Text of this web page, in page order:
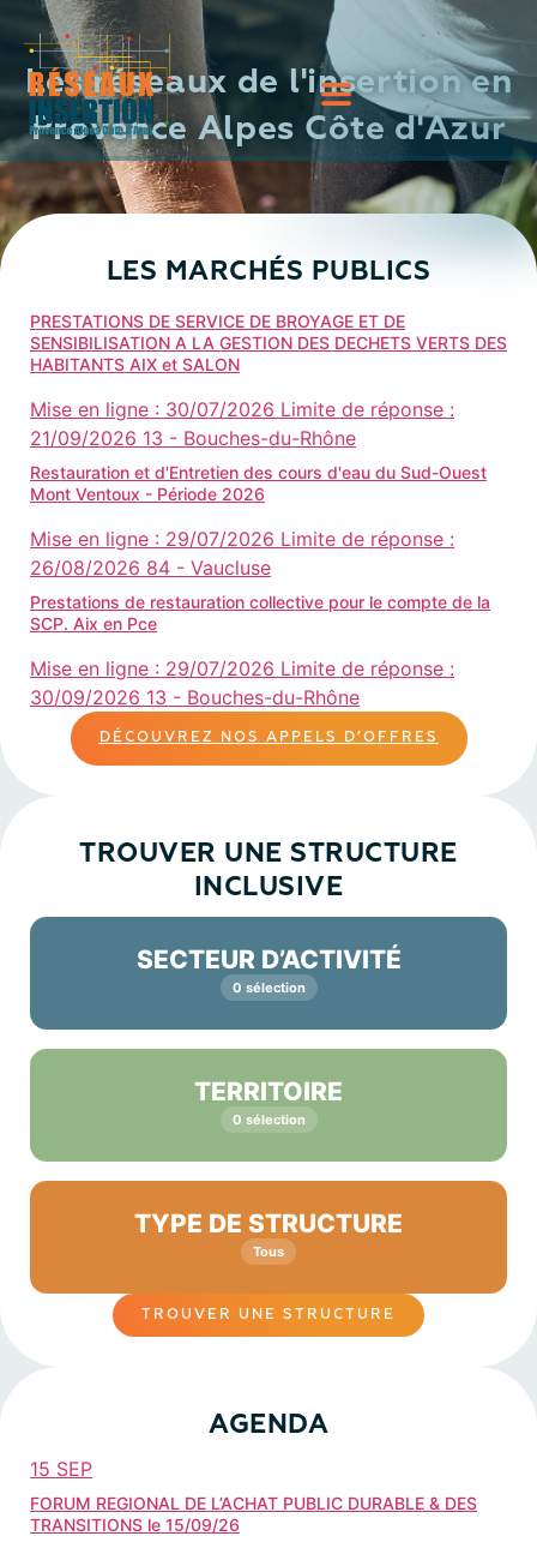
Les réseaux de l'insertion en
Provence Alpes Côte d'Azur
LES MARCHÉS PUBLICS
PRESTATIONS DE SERVICE DE BROYAGE ET DE
SENSIBILISATION A LA GESTION DES DECHETS VERTS DES
HABITANTS AIX et SALON
Mise en ligne : 30/07/2026 Limite de réponse :
21/09/2026 13 - Bouches-du-Rhône
Restauration et d'Entretien des cours d'eau du Sud-Ouest
Mont Ventoux - Période 2026
Mise en ligne : 29/07/2026 Limite de réponse :
26/08/2026 84 - Vaucluse
Prestations de restauration collective pour le compte de la
SCP. Aix en Pce
Mise en ligne : 29/07/2026 Limite de réponse :
30/09/2026 13 - Bouches-du-Rhône
DÉCOUVREZ NOS APPELS D’OFFRES
TROUVER UNE STRUCTURE
INCLUSIVE
SECTEUR D’ACTIVITÉ
0 sélection
TERRITOIRE
0 sélection
TYPE DE STRUCTURE
Tous
TROUVER UNE STRUCTURE
AGENDA
15 SEP
FORUM REGIONAL DE L’ACHAT PUBLIC DURABLE & DES
TRANSITIONS le 15/09/26